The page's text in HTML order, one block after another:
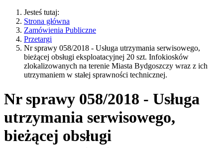
Jesteś tutaj:
Strona główna
Zamówienia Publiczne
Przetargi
Nr sprawy 058/2018 - Usługa utrzymania serwisowego,
bieżącej obsługi eksploatacyjnej 20 szt. Infokiosków
zlokalizowanych na terenie Miasta Bydgoszczy wraz z ich
utrzymaniem w stałej sprawności technicznej.
Nr sprawy 058/2018 - Usługa
utrzymania serwisowego,
bieżącej obsługi